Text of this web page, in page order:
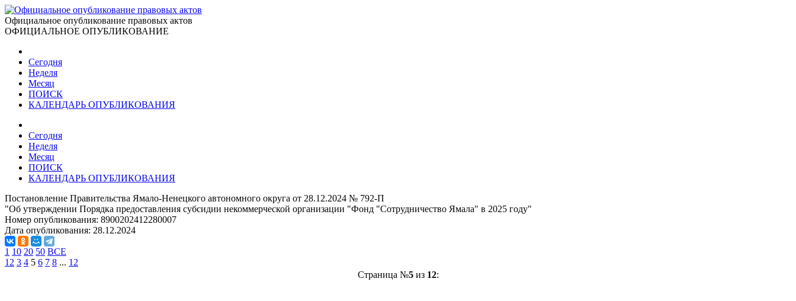
Официальное опубликование правовых актов
ОФИЦИАЛЬНОЕ ОПУБЛИКОВАНИЕ
Сегодня
Неделя
Месяц
ПОИСК
КАЛЕНДАРЬ ОПУБЛИКОВАНИЯ
Сегодня
Неделя
Месяц
ПОИСК
КАЛЕНДАРЬ ОПУБЛИКОВАНИЯ
Постановление Правительства Ямало-Ненецкого автономного округа от 28.12.2024 № 792-П
"Об утверждении Порядка предоставления субсидии некоммерческой организации "Фонд "Сотрудничество Ямала" в 2025 году"
Номер опубликования: 8900202412280007
Дата опубликования: 28.12.2024
1 10 20 50 ВСЕ
1 2 3 4 5 6 7 8 ... 12
Страница №5из 12: